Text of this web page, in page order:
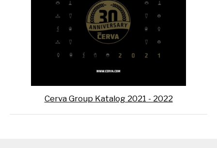
Cerva Group Katalog 2021 - 2022